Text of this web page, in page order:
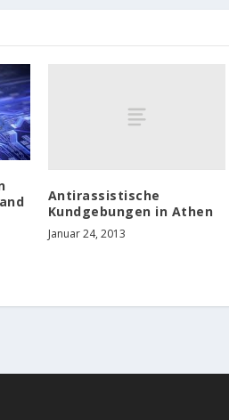
Antirassistische
Kundgebungen in Athen
Januar 24, 2013